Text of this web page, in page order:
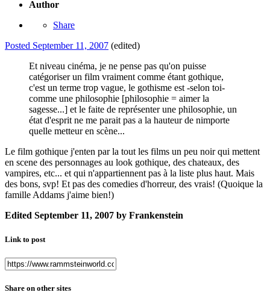
Author
Share
Posted September 11, 2007 (edited)
Et niveau cinéma, je ne pense pas qu'on puisse
catégoriser un film vraiment comme étant gothique,
c'est un terme trop vague, le gothisme est -selon toi-
comme une philosophie [philosophie = aimer la
sagesse...] et le faite de représenter une philosophie, un
état d'esprit ne me parait pas a la hauteur de nimporte
quelle metteur en scène...
Le film gothique j'enten par la tout les films un peu noir qui mettent
en scene des personnages au look gothique, des chateaux, des
vampires, etc... et qui n'appartiennent pas à la liste plus haut. Mais
des bons, svp! Et pas des comedies d'horreur, des vrais! (Quoique la
famille Addams j'aime bien!)
Edited September 11, 2007 by Frankenstein
Link to post
Share on other sites